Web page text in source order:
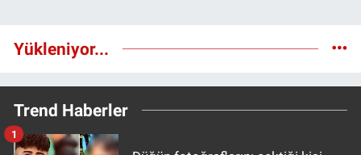
Yükleniyor...
Trend Haberler
1